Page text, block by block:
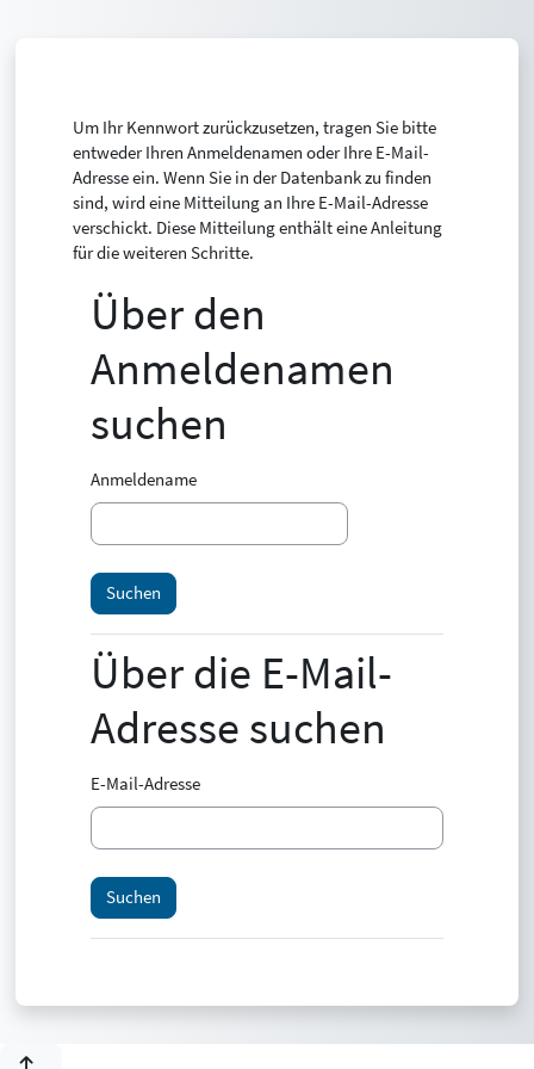
Um Ihr Kennwort zurückzusetzen, tragen Sie bitte
entweder Ihren Anmeldenamen oder Ihre E-Mail-
Adresse ein. Wenn Sie in der Datenbank zu finden
sind, wird eine Mitteilung an Ihre E-Mail-Adresse
verschickt. Diese Mitteilung enthält eine Anleitung
für die weiteren Schritte.
Über den Anmeldenamen suchen
Über den
Anmeldenamen
suchen
Anmeldename
Über die E-Mail-Adresse suchen
Über die E-Mail-
Adresse suchen
E-Mail-Adresse